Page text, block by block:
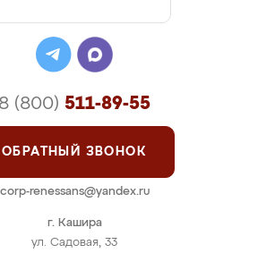
г. Кашира
ул. Садовая, 33
8 (800) 511-89-55
ОБРАТНЫЙ ЗВОНОК
corp-renessans@yandex.ru